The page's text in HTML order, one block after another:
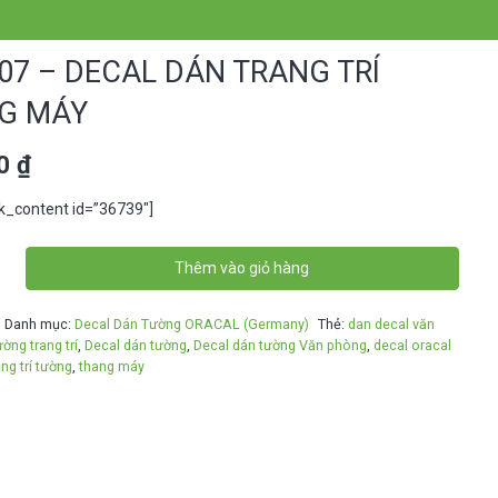
– DECAL DÁN TRANG TRÍ
MÁY
₫
id=”36739″]
Thêm vào giỏ hàng
Danh mục:Decal Dán Tường ORACAL (Germany) Thẻ: dan decal văn
trang trí,Decal dán tường,Decal dán tường Văn phòng,decal oracal
trí tường,thang máy